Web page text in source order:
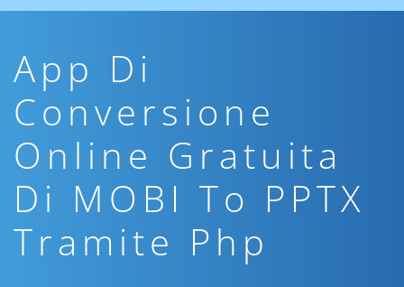
App Di
Conversione
Online Gratuita
Di MOBI To PPTX
Tramite Php